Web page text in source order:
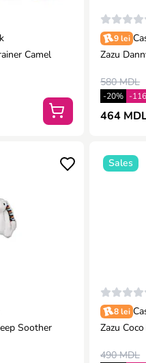
Camel
9 lei
Zazu
580 MDL
-20% -
464
Soother
Sales
8 lei
Zazu
490 MDL